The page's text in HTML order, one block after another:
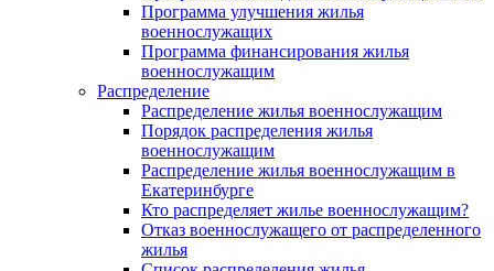
Программа улучшения жилья
военнослужащих
Программа финансирования жилья
военнослужащим
Распределение
Распределение жилья военнослужащим
Порядок распределения жилья
военнослужащим
Распределение жилья военнослужащим в
Екатеринбурге
Кто распределяет жилье военнослужащим?
Отказ военнослужащего от распределенного
жилья